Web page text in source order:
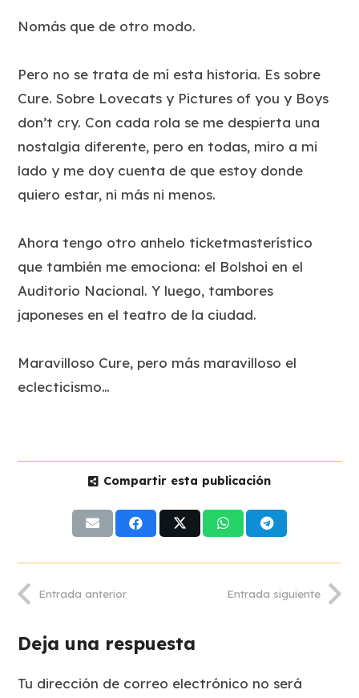
Nomás que de otro modo.
Pero no se trata de mí esta historia. Es sobre
Cure. Sobre Lovecats y Pictures of you y Boys
don’t cry. Con cada rola se me despierta una
nostalgia diferente, pero en todas, miro a mi
lado y me doy cuenta de que estoy donde
quiero estar, ni más ni menos.
Ahora tengo otro anhelo ticketmasterístico
que también me emociona: el Bolshoi en el
Auditorio Nacional. Y luego, tambores
japoneses en el teatro de la ciudad.
Maravilloso Cure, pero más maravilloso el
eclecticismo…
Compartir esta publicación
Entrada anterior Entrada siguiente
Deja una respuesta
Tu dirección de correo electrónico no será